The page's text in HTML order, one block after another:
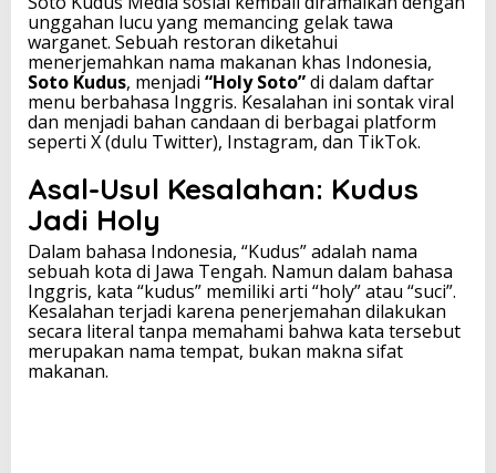
s
D
i
t
e
r
j
e
a
h
k
a
n
J
a
d
i
unggahan lucu yang memancing gelak tawa
warganet. Sebuah restoran diketahui
menerjemahkan nama makanan khas Indonesia,
Soto Kudus, menjadi “Holy Soto”di dalam daftar
menu berbahasa Inggris. Kesalahan ini sontak viral
dan menjadi bahan candaan di berbagai platform
seperti X (dulu Twitter), Instagram, dan TikTok.
Asal-Usul Kesalahan: Kudus
Jadi Holy
Dalam bahasa Indonesia, “Kudus” adalah nama
sebuah kota di Jawa Tengah. Namun dalam bahasa
Inggris, kata “kudus” memiliki arti “holy” atau “suci”.
Kesalahan terjadi karena penerjemahan dilakukan
secara literal tanpa memahami bahwa kata tersebut
merupakan nama tempat, bukan makna sifat
makanan.